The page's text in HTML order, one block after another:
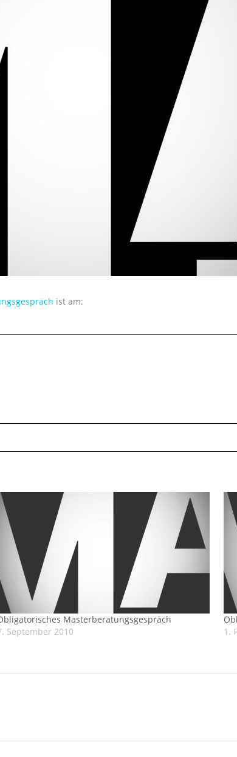
ist am:
Masterberatungsgespräch
September 2010
1.